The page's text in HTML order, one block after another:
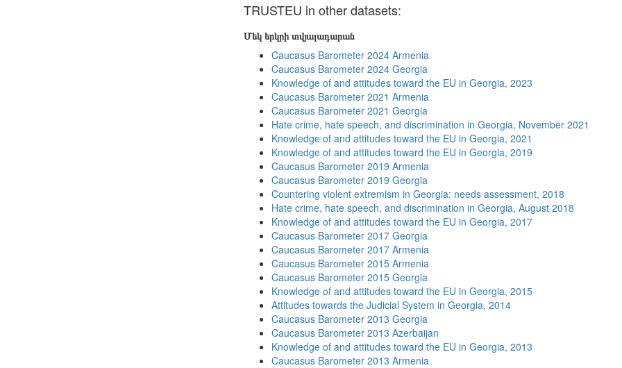
TRUSTEU in other datasets:
Մեկ երկրի տվյալադարան
Caucasus Barometer 2024 Armenia
Caucasus Barometer 2024 Georgia
Knowledge of and attitudes toward the EU in Georgia, 2023
Caucasus Barometer 2021 Armenia
Caucasus Barometer 2021 Georgia
Hate crime, hate speech, and discrimination in Georgia, November 2021
Knowledge of and attitudes toward the EU in Georgia, 2021
Knowledge of and attitudes toward the EU in Georgia, 2019
Caucasus Barometer 2019 Armenia
Caucasus Barometer 2019 Georgia
Countering violent extremism in Georgia: needs assessment, 2018
Hate crime, hate speech, and discrimination in Georgia, August 2018
Knowledge of and attitudes toward the EU in Georgia, 2017
Caucasus Barometer 2017 Georgia
Caucasus Barometer 2017 Armenia
Caucasus Barometer 2015 Armenia
Caucasus Barometer 2015 Georgia
Knowledge of and attitudes toward the EU in Georgia, 2015
Attitudes towards the Judicial System in Georgia, 2014
Caucasus Barometer 2013 Georgia
Caucasus Barometer 2013 Azerbaijan
Knowledge of and attitudes toward the EU in Georgia, 2013
Caucasus Barometer 2013 Armenia